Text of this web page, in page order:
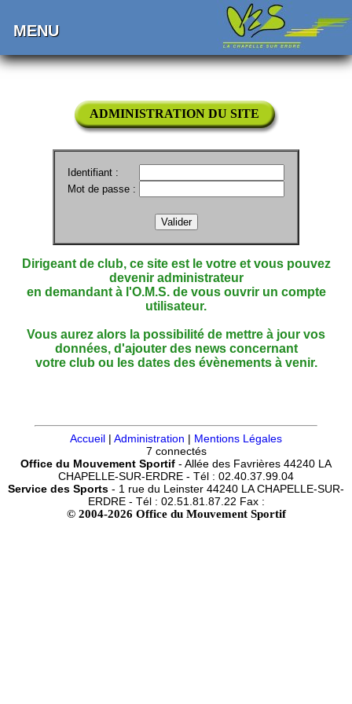
MENU
ADMINISTRATION DU SITE
Identifiant :
Mot de passe :
Dirigeant de club, ce site est le votre et vous pouvez
devenir administrateur
en demandant à l'O.M.S. de vous ouvrir un compte
utilisateur.
Vous aurez alors la possibilité de mettre à jour vos
données, d'ajouter des news concernant
votre club ou les dates des évènements à venir.
Accueil | Administration | Mentions Légales
7 connectés
Office du Mouvement Sportif - Allée des Favrières 44240 LA
CHAPELLE-SUR-ERDRE - Tél : 02.40.37.99.04
Service des Sports - 1 rue du Leinster 44240 LA CHAPELLE-SUR-
ERDRE - Tél : 02.51.81.87.22 Fax :
© 2004-2026 Office du Mouvement Sportif